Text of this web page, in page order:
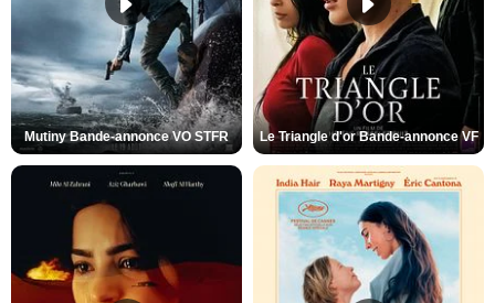
Mutiny Bande-annonce VO STFR Le Triangle d'or Bande-annonce VF